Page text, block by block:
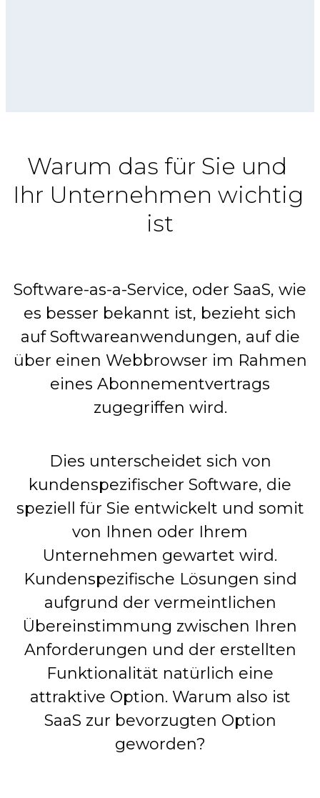
Warum das für Sie und
Ihr Unternehmen wichtig
ist
Software-as-a-Service, oder SaaS, wie
es besser bekannt ist, bezieht sich
auf Softwareanwendungen, auf die
über einen Webbrowser im Rahmen
eines Abonnementvertrags
zugegriffen wird.
Dies unterscheidet sich von
kundenspezifischer Software, die
speziell für Sie entwickelt und somit
von Ihnen oder Ihrem
Unternehmen gewartet wird.
Kundenspezifische Lösungen sind
aufgrund der vermeintlichen
Übereinstimmung zwischen Ihren
Anforderungen und der erstellten
Funktionalität natürlich eine
attraktive Option. Warum also ist
SaaS zur bevorzugten Option
geworden?